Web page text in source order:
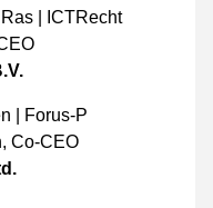
, Co-CEO